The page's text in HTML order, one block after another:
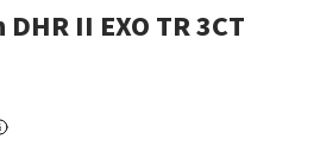
II EXO TR 3CT